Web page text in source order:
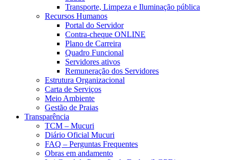
Transporte, Limpeza e Iluminação pública
Recursos Humanos
Portal do Servidor
Contra-cheque ONLINE
Plano de Carreira
Quadro Funcional
Servidores ativos
Remuneração dos Servidores
Estrutura Organizacional
Carta de Serviços
Meio Ambiente
Gestão de Praias
Transparência
TCM – Mucuri
Diário Oficial Mucuri
FAQ – Perguntas Frequentes
Obras em andamento